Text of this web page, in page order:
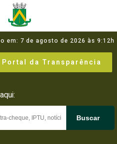
em: 7 de agosto de 2026 às 9:12h
Portal da Transparência
Buscar